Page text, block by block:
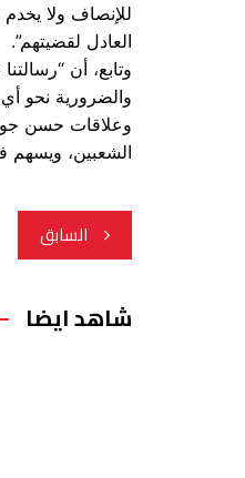
للإنصاف ولا
العادل لقضيتهم”.
وتابع، أن
والضرورية نحو
وعلاقات حسن
الشعبين، ويسهم
تصفّح
المقالات
السابق
شاهد ايضا